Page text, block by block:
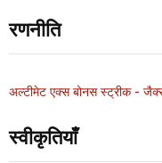
रणनीति
अल्टीमेट एक्स बोनस स्ट्रीक -
स्वीकृतियाँ